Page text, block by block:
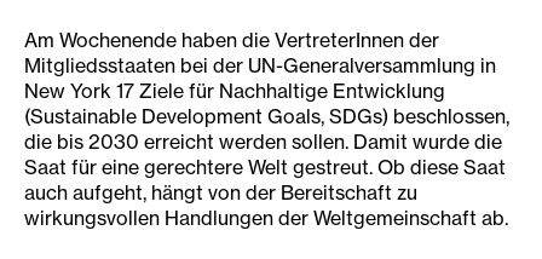
Am Wochenende haben die VertreterInnen der
Mitgliedsstaaten bei der UN-Generalversammlung in
New York 17 Ziele für Nachhaltige Entwicklung
(Sustainable Development Goals, SDGs) beschlossen,
die bis 2030 erreicht werden sollen. Damit wurde die
Saat für eine gerechtere Welt gestreut. Ob diese Saat
auch aufgeht, hängt von der Bereitschaft zu
wirkungsvollen Handlungen der Weltgemeinschaft ab.